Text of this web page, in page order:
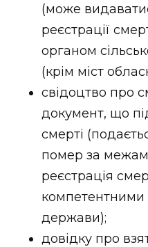
(може
реєстрації
органом
(крім міст
свідоцтво про
документ, що
смерті
помер за
реєстрація
компетентними
держави);
довідку про